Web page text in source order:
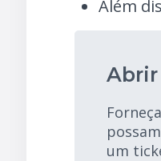
Além
um